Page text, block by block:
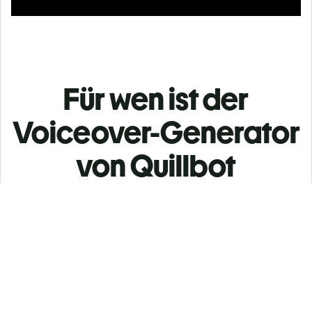
Für wen ist der
Voiceover-Generator
von Quillbot